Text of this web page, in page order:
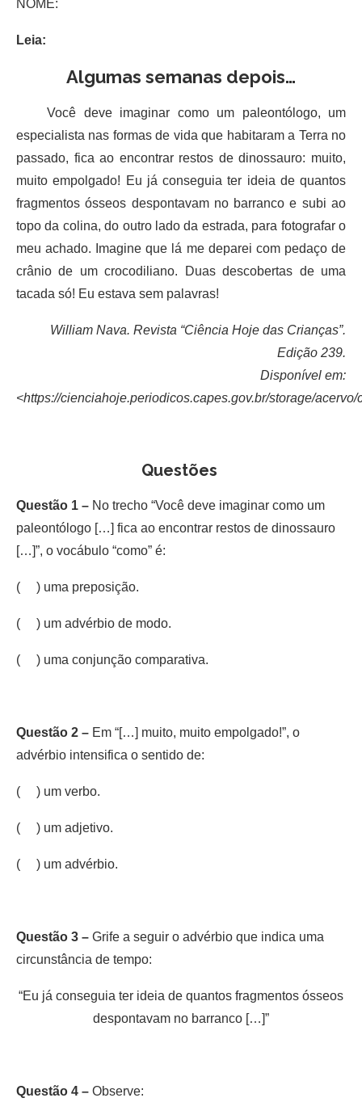
NOME:
Leia:
Algumas semanas depois…
Você deve imaginar como um paleontólogo, um
especialista nas formas de vida que habitaram a Terra no
passado, fica ao encontrar restos de dinossauro: muito,
muito empolgado! Eu já conseguia ter ideia de quantos
fragmentos ósseos despontavam no barranco e subi ao
topo da colina, do outro lado da estrada, para fotografar o
meu achado. Imagine que lá me deparei com pedaço de
crânio de um crocodiliano. Duas descobertas de uma
tacada só! Eu estava sem palavras!
William Nava. Revista “Ciência Hoje das Crianças”.
Edição 239.
Disponível em:
<https://cienciahoje.periodicos.capes.gov.br/storage/acervo/
Questões
Questão 1 – No trecho “Você deve imaginar como um
paleontólogo […] fica ao encontrar restos de dinossauro
[…]”, o vocábulo “como” é:
( ) uma preposição.
( ) um advérbio de modo.
( ) uma conjunção comparativa.
Questão 2 – Em “[…] muito, muito empolgado!”, o
advérbio intensifica o sentido de:
( ) um verbo.
( ) um adjetivo.
( ) um advérbio.
Questão 3 – Grife a seguir o advérbio que indica uma
circunstância de tempo:
“Eu já conseguia ter ideia de quantos fragmentos ósseos
despontavam no barranco […]”
Questão 4 – Observe: